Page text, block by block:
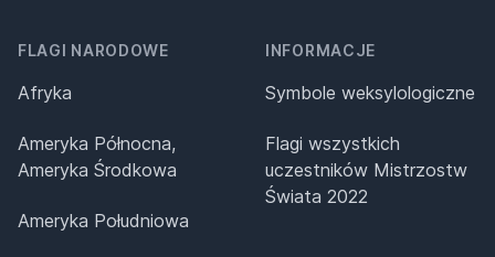
FLAGI NARODOWE
Afryka
Ameryka Północna,
Ameryka Środkowa
Ameryka Południowa
INFORMACJE
Symbole weksylologiczne
Flagi wszystkich
uczestników Mistrzostw
Świata 2022